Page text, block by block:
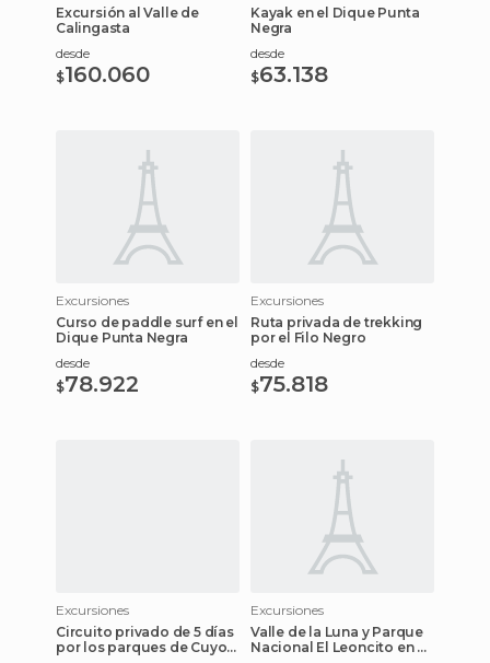
Excursión al Valle de
Calingasta
desde
$160.060
Kayak en el Dique Punta
Negra
desde
$63.138
Excursiones
Curso de paddle surf en el
Dique Punta Negra
desde
$78.922
Excursiones
Ruta privada de trekking
por el Filo Negro
desde
$75.818
Excursiones
Circuito privado de 5 días
por los parques de Cuyo
Excursiones
Valle de la Luna y Parque
Nacional El Leoncito en 3